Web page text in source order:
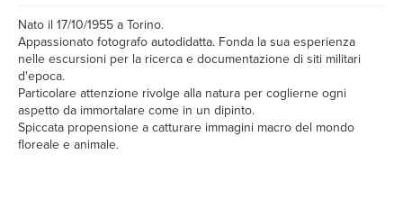
Nato il 17/10/1955 a Torino.
Appassionato fotografo autodidatta. Fonda la sua esperienza
nelle escursioni per la ricerca e documentazione di siti militari
d'epoca.
Particolare attenzione rivolge alla natura per coglierne ogni
aspetto da immortalare come in un dipinto.
Spiccata propensione a catturare immagini macro del mondo
floreale e animale.